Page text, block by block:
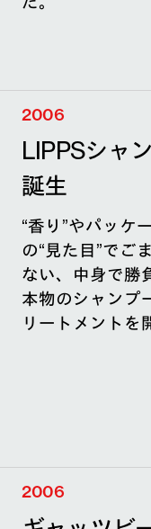
2006
LIPPSシャ
誕生
“香り”やパッケ
の“見た目”でご
ない、中身で勝
本物のシャンプ
リートメントを
2006